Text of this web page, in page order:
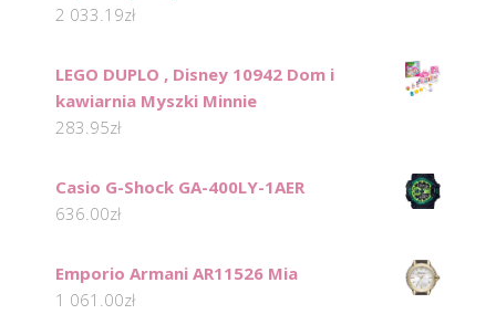
2 033.19zł
LEGO DUPLO , Disney 10942 Dom i
kawiarnia Myszki Minnie
283.95zł
Casio G-Shock GA-400LY-1AER
636.00zł
Emporio Armani AR11526 Mia
1 061.00zł